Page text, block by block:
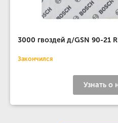
3000 гвоздей д/GSN 90-21
Закончился
Узнать о